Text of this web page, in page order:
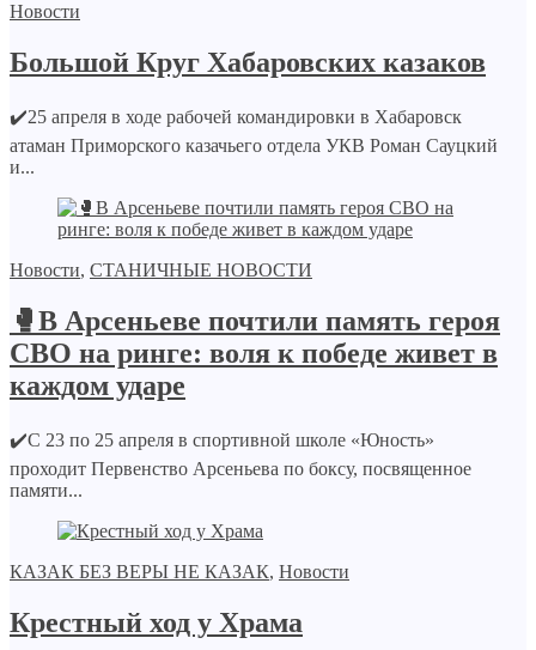
Новости
Большой Круг Хабаровских казаков
✔️25 апреля в ходе рабочей командировки в Хабаровск
атаман Приморского казачьего отдела УКВ Роман Сауцкий
и...
Новости, СТАНИЧНЫЕ НОВОСТИ
🥊В Арсеньеве почтили память героя
СВО на ринге: воля к победе живет в
каждом ударе
✔️С 23 по 25 апреля в спортивной школе «Юность»
проходит Первенство Арсеньева по боксу, посвященное
памяти...
КАЗАК БЕЗ ВЕРЫ НЕ КАЗАК, Новости
Крестный ход у Храма